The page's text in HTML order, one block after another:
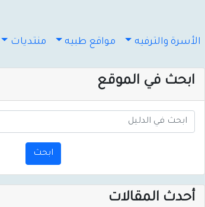
الأسرة والترفيه مواقع طبيه منتديات
ابحث في الموقع
ابحث
أحدث المقالات